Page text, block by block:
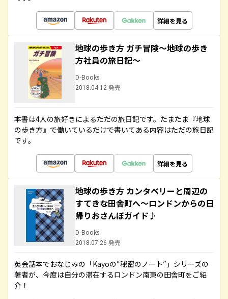
詳細を見る
地球の歩き方 ガチ冒険～地球の歩き
方社員の旅日記～
D-Books
2018.04.12 発売
本書は4人の旅好きによるただの旅日記です。たまたま『地球
の歩き方』で働いているだけで書いてある内容はただの旅日記
です。
詳細を見る
地球の歩き方 カンタベリーと周辺の
すてきな田舎町へ～ロンドンからの日
帰りおさんぽガイド♪
D-Books
2018.07.26 発売
英会話本でおなじみの「Kayoの“秘密のノート”」シリーズの
著者が、今度は自分の滞在するロンドン南東の田舎町をご紹
介！